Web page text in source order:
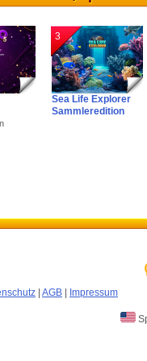
3
Sea Life Explorer
Sammleredition
AGB Impressum